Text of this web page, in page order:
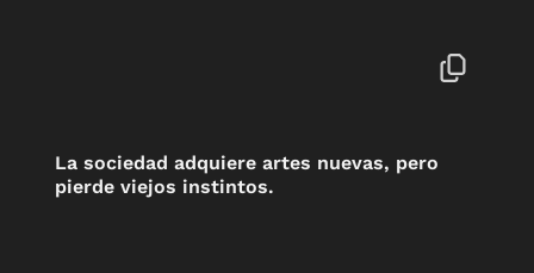
La sociedad adquiere artes nuevas, pero
pierde viejos instintos.